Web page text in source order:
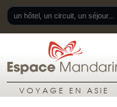
VOYAGE EN ASIE